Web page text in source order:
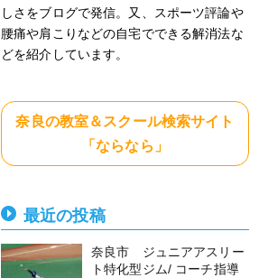
しさをブログで発信。又、スポーツ評論や
腰痛や肩こりなどの自宅でできる解消法な
どを紹介しています。
奈良の教室＆スクール検索サイト
「ならなら」
最近の投稿
奈良市 ジュニアアスリー
ト特化型ジム/ コーチ指導